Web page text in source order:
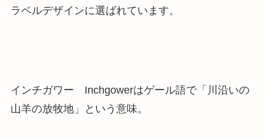
ラベルデザインに選ばれています。
インチガワー Inchgowerはゲール語で「川沿いの
山羊の放牧地」という意味。